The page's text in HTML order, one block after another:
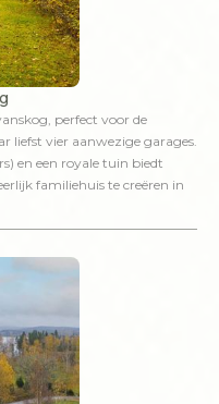
perfect voor de
liefst vier aanwezige garages.
en een royale tuin biedt
familiehuis te creëren in